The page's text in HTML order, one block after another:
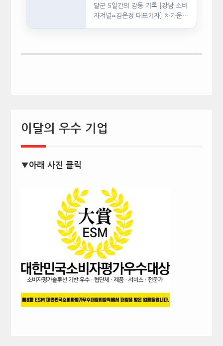
달군 5일간의 감동 기록 [강남 소비
자저널=김은정 대표기자] 차가운
이달의 우수 기업
▼아래 사진 클릭